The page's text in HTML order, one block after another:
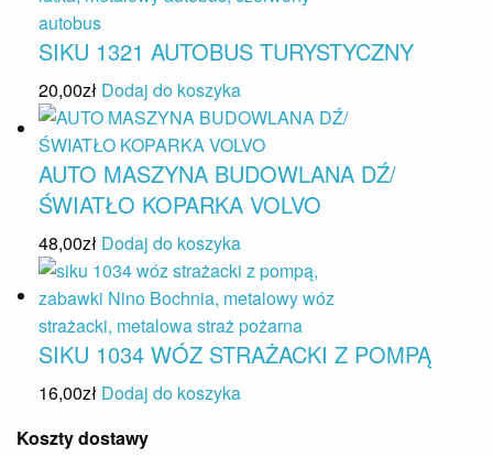
SIKU 1321 AUTOBUS TURYSTYCZNY
20,00zł Dodaj do koszyka
AUTO MASZYNA BUDOWLANA DŹ/
ŚWIATŁO KOPARKA VOLVO
48,00zł Dodaj do koszyka
SIKU 1034 WÓZ STRAŻACKI Z POMPĄ
16,00zł Dodaj do koszyka
Koszty dostawy